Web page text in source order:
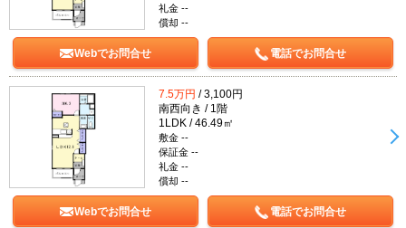
礼金 --
償却 --
Webでお問合せ 電話でお問合せ
7.5万円 / 3,100円
南西向き / 1階
1LDK / 46.49㎡
敷金 --
保証金 --
礼金 --
償却 --
Webでお問合せ 電話でお問合せ